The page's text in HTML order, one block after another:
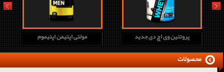
مولتی اپتیمن اپتیموم پروتئین وی اچ دی جدید
prev next
محصولات